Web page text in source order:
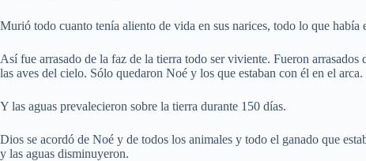
Murió todo cuanto tenía aliento de vida en sus narices, todo lo que había
Así fue arrasado de la faz de la tierra todo ser viviente. Fueron
las aves del cielo. Sólo quedaron Noé y los que estaban con él en el arca.
Y las aguas prevalecieron sobre la tierra durante 150 días.
Dios se acordó de Noé y de todos los animales y todo el ganado que
y las aguas disminuyeron.